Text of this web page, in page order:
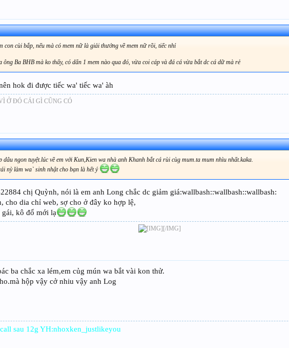
con cùi bắp, nếu mà có mem nữ là giải thưởng về mem nữ rồi, tiếc nhỉ
Ba BHB mà ko thấy, có dẩn 1 mem nào qua đó, vừa coi cáp và đá cá vừa bắt dc cá dữ mà rẻ
hok đi được tiếc wa' tiếc wa' àh
Ở ĐÓ CÁI GÌ CŨNG CÓ
dâu ngon tuyệt.lúc về em với Kun,Kien wa nhà anh Khanh bắt cá rùi cùg mum.ta mum nhìu nhất.kaka.
nỳ làm wa` sinh nhật cho bạn là hết ý
chị Quỳnh, nói là em anh Long chắc dc giảm giá:wallbash::wallbash::wallbash:
cho dia chỉ web, sợ cho ở đây ko hợp lệ,
gái, kô đổ mới lạ
[/IMG]​
ba chắc xa lém,em củg mún wa bắt vài kon thử.
hộp vậy cở nhiu vậy anh Log
call sau 12g YH:nhoxken_justlikeyou